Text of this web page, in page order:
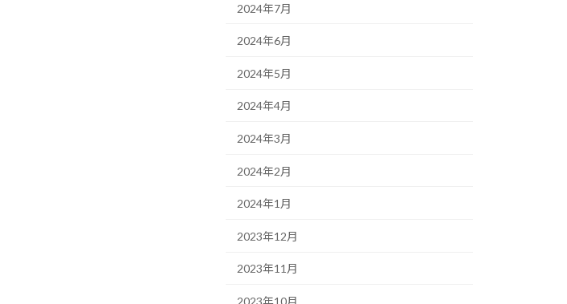
2024年7月
2024年6月
2024年5月
2024年4月
2024年3月
2024年2月
2024年1月
2023年12月
2023年11月
2023年10月